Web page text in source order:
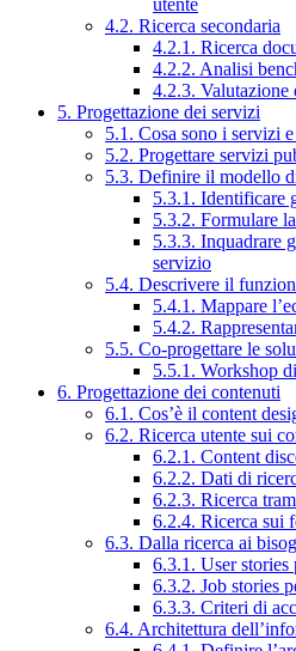
4.2. Ricerca secondaria
4.2.1. Ricerca
4.2.2. Analisi
4.2.3. Valutazione
5. Progettazione dei servizi
5.1. Cosa sono i servizi
5.2. Progettare servizi
5.3. Definire il modello
5.3.1. Identificare
5.3.2. Formulare
5.3.3. Inquadrare
servizio
5.4. Descrivere il
5.4.1. Mappare
5.4.2.
5.5. Co-progettare le
5.5.1. Workshop
6. Progettazione dei contenuti
6.1. Cos’è il content
6.2. Ricerca utente sui
6.2.1. Content
6.2.2. Dati di
6.2.3. Ricerca
6.2.4. Ricerca sui
6.3. Dalla ricerca ai
6.3.1. User
6.3.2. Job stories
6.3.3. Criteri di
6.4. Architettura